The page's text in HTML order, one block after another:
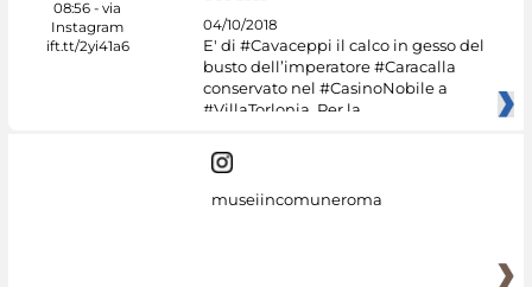
04/10/2018
E' di #Cavaceppi il calco in gesso del
busto dell’imperatore #Caracalla
conservato nel #CasinoNobile a
#VillaTorlonia. Per la
museiincomuneroma